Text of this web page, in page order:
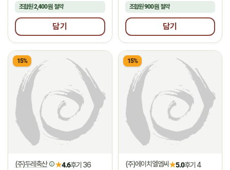
조합원2,400원 절약
담기
조합원900원절약
담기
15%
(주)두레축산 ★4.6후기 36
15%
(주)에이치엘엠씨★5.0후기 4